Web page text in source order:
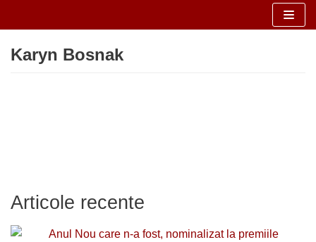
la
Karyn Bosnak
Articole recente